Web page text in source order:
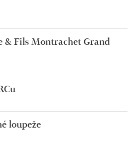
& Fils Montrachet Grand
loupeže